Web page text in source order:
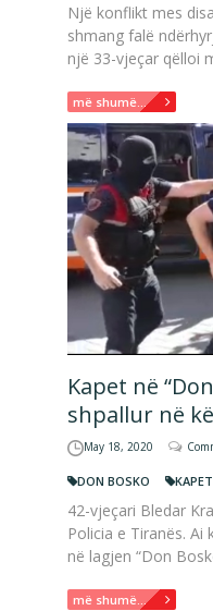
Një konflikt mes
shmang falë
një 33-vjeçar qëlloi
më shumë...
Kapet në
shpallur në
May 18, 2020
DON BOSKO KAPET
42-vjeçari Bledar
Policia e Tiranës.
në lagjen “Don
më shumë...